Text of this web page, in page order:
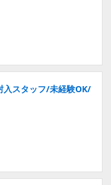
入スタッフ/未経験OK/